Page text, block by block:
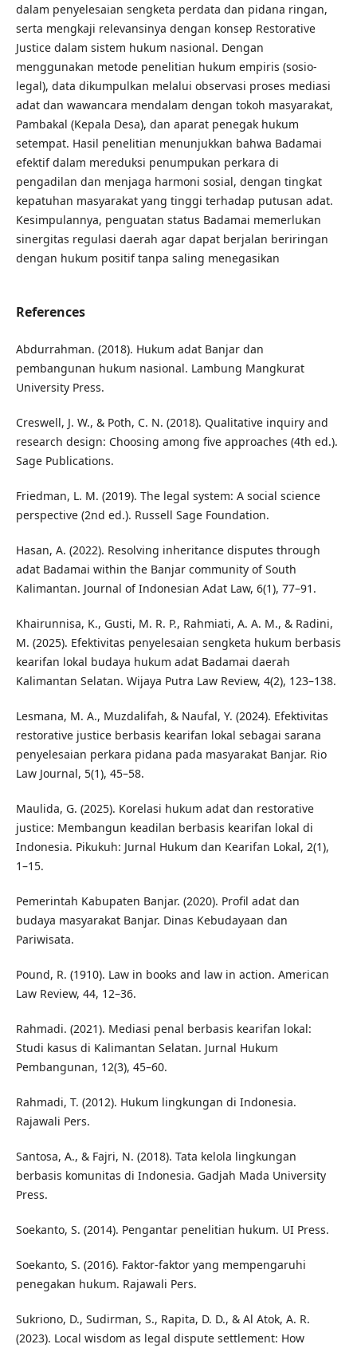
dalam penyelesaian sengketa perdata dan pidana ringan,
serta mengkaji relevansinya dengan konsep Restorative
Justice dalam sistem hukum nasional. Dengan
menggunakan metode penelitian hukum empiris (sosio-
legal), data dikumpulkan melalui observasi proses mediasi
adat dan wawancara mendalam dengan tokoh masyarakat,
Pambakal (Kepala Desa), dan aparat penegak hukum
setempat. Hasil penelitian menunjukkan bahwa Badamai
efektif dalam mereduksi penumpukan perkara di
pengadilan dan menjaga harmoni sosial, dengan tingkat
kepatuhan masyarakat yang tinggi terhadap putusan adat.
Kesimpulannya, penguatan status Badamai memerlukan
sinergitas regulasi daerah agar dapat berjalan beriringan
dengan hukum positif tanpa saling menegasikan
References
Abdurrahman. (2018). Hukum adat Banjar dan
pembangunan hukum nasional. Lambung Mangkurat
University Press.
Creswell, J. W., & Poth, C. N. (2018). Qualitative inquiry and
research design: Choosing among five approaches (4th ed.).
Sage Publications.
Friedman, L. M. (2019). The legal system: A social science
perspective (2nd ed.). Russell Sage Foundation.
Hasan, A. (2022). Resolving inheritance disputes through
adat Badamai within the Banjar community of South
Kalimantan. Journal of Indonesian Adat Law, 6(1), 77–91.
Khairunnisa, K., Gusti, M. R. P., Rahmiati, A. A. M., & Radini,
M. (2025). Efektivitas penyelesaian sengketa hukum berbasis
kearifan lokal budaya hukum adat Badamai daerah
Kalimantan Selatan. Wijaya Putra Law Review, 4(2), 123–138.
Lesmana, M. A., Muzdalifah, & Naufal, Y. (2024). Efektivitas
restorative justice berbasis kearifan lokal sebagai sarana
penyelesaian perkara pidana pada masyarakat Banjar. Rio
Law Journal, 5(1), 45–58.
Maulida, G. (2025). Korelasi hukum adat dan restorative
justice: Membangun keadilan berbasis kearifan lokal di
Indonesia. Pikukuh: Jurnal Hukum dan Kearifan Lokal, 2(1),
1–15.
Pemerintah Kabupaten Banjar. (2020). Profil adat dan
budaya masyarakat Banjar. Dinas Kebudayaan dan
Pariwisata.
Pound, R. (1910). Law in books and law in action. American
Law Review, 44, 12–36.
Rahmadi. (2021). Mediasi penal berbasis kearifan lokal:
Studi kasus di Kalimantan Selatan. Jurnal Hukum
Pembangunan, 12(3), 45–60.
Rahmadi, T. (2012). Hukum lingkungan di Indonesia.
Rajawali Pers.
Santosa, A., & Fajri, N. (2018). Tata kelola lingkungan
berbasis komunitas di Indonesia. Gadjah Mada University
Press.
Soekanto, S. (2014). Pengantar penelitian hukum. UI Press.
Soekanto, S. (2016). Faktor-faktor yang mempengaruhi
penegakan hukum. Rajawali Pers.
Sukriono, D., Sudirman, S., Rapita, D. D., & Al Atok, A. R.
(2023). Local wisdom as legal dispute settlement: How